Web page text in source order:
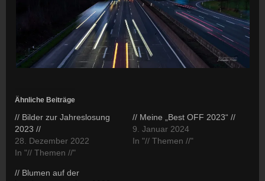
Ähnliche Beiträge
// Bilder zur Jahreslosung
2023 //
28. Dezember 2022
In "// Themen //"
// Meine „Best OFF 2023“ //
9. Januar 2024
In "// Themen //"
// Blumen auf der